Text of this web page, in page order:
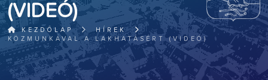
(VIDEÓ)
KEZDŐLAP
HÍREK
KÖZMUNKÁVAL A LAKHATÁSÉRT (VIDEÓ)